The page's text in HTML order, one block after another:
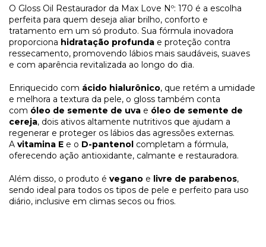
O Gloss Oil Restaurador da Max Love Nº: 170 é a escolha
perfeita para quem deseja aliar brilho, conforto e
tratamento em um só produto. Sua fórmula inovadora
proporciona hidratação profunda e proteção contra
ressecamento, promovendo lábios mais saudáveis, suaves
e com aparência revitalizada ao longo do dia.
Enriquecido com ácido hialurônico, que retém a umidade
e melhora a textura da pele, o gloss também conta
com óleo de semente de uva e óleo de semente de
cereja, dois ativos altamente nutritivos que ajudam a
regenerar e proteger os lábios das agressões externas.
A vitamina E e o D-pantenol completam a fórmula,
oferecendo ação antioxidante, calmante e restauradora.
Além disso, o produto é vegano e livre de parabenos,
sendo ideal para todos os tipos de pele e perfeito para uso
diário, inclusive em climas secos ou frios.